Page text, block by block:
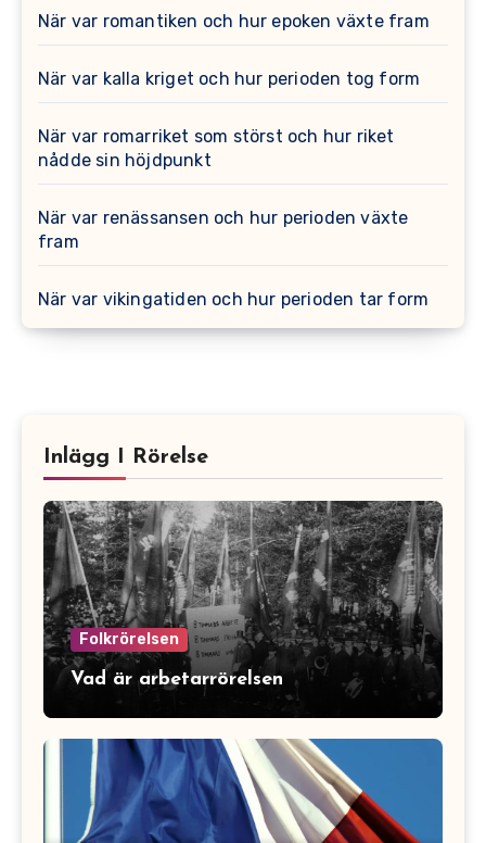
När var romantiken och hur epoken växte fram
När var kalla kriget och hur perioden tog form
När var romarriket som störst och hur riket
nådde sin höjdpunkt
När var renässansen och hur perioden växte
fram
När var vikingatiden och hur perioden tar form
Inlägg I Rörelse
Folkrörelsen
Vad är arbetarrörelsen